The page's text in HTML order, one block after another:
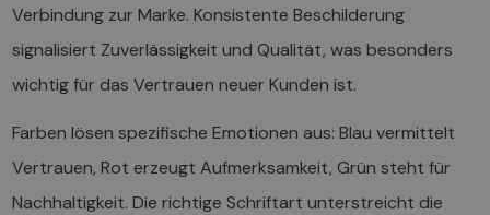
Verbindung zur Marke. Konsistente Beschilderung
signalisiert Zuverlässigkeit und Qualität, was besonders
wichtig für das Vertrauen neuer Kunden ist.
Farben lösen spezifische Emotionen aus: Blau vermittelt
Vertrauen, Rot erzeugt Aufmerksamkeit, Grün steht für
Nachhaltigkeit. Die richtige Schriftart unterstreicht die